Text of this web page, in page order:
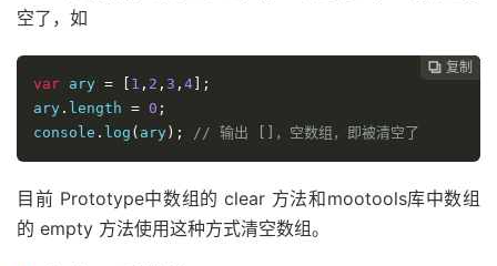
空了，如
 复制
 复制
 复制
 复制
 复制
var ary = [ 1 , 2 , 3 , 4];
ary . length = 0 ;
console . log ( ary); // 输出 []，空数组，即被清空了
目前 Prototype中数组的 clear 方法和mootools库中数组
的 empty 方法使用这种方式清空数组。